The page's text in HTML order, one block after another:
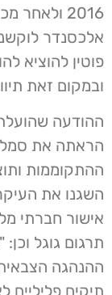
אלכסנדר
פוטין להוציא
ובמקום זאת
ההודעה
הראתה את סמל
ההתקוממות
השגנו את
אישור חברתי
תרגום גוגל
ההנהגה
תיקים פליליים